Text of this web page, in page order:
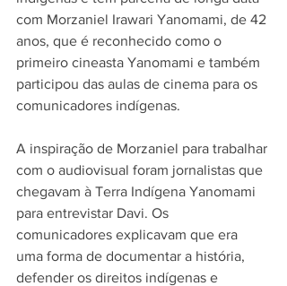
com Morzaniel Irawari Yanomami, de 42
anos, que é reconhecido como o
primeiro cineasta Yanomami e também
participou das aulas de cinema para os
comunicadores indígenas.
A inspiração de Morzaniel para trabalhar
com o audiovisual foram jornalistas que
chegavam à Terra Indígena Yanomami
para entrevistar Davi. Os
comunicadores explicavam que era
uma forma de documentar a história,
defender os direitos indígenas e